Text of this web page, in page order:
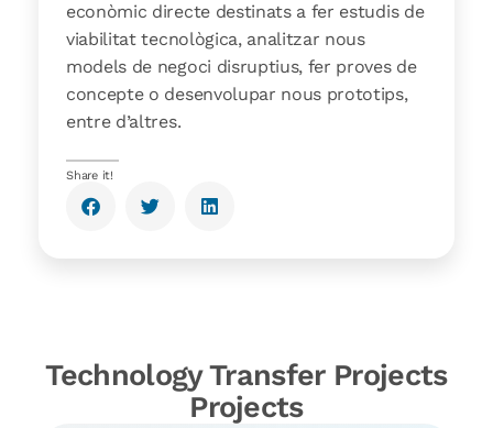
econòmic directe destinats a fer estudis de
viabilitat tecnològica, analitzar nous
models de negoci disruptius, fer proves de
concepte o desenvolupar nous prototips,
entre d’altres.
Share it!
Technology Transfer Projects
Projects